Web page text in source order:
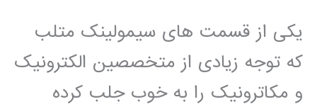
یکی از قسمت های سیمولینک متلب
که توجه زیادی از متخصصین الکترونیک
و مکاترونیک را به خوب جلب کرده